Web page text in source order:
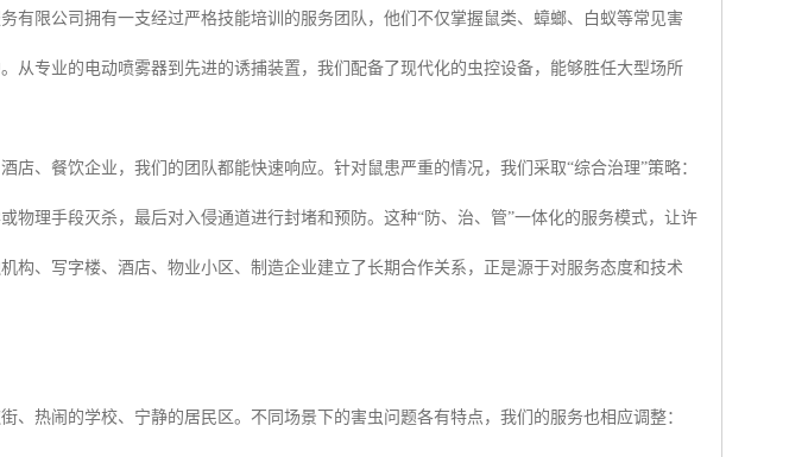
有限公司拥有一支经过严格技能培训的服务团队，他们不仅掌握鼠类、蟑螂、白蚁等常见害
从专业的电动喷雾器到先进的诱捕装置，我们配备了现代化的虫控设备，能够胜任大型场所
店、餐饮企业，我们的团队都能快速响应。针对鼠患严重的情况，我们采取“综合治理”策略：
物理手段灭杀，最后对入侵通道进行封堵和预防。这种“防、治、管”一体化的服务模式，让许
构、写字楼、酒店、物业小区、制造企业建立了长期合作关系，正是源于对服务态度和技术
、热闹的学校、宁静的居民区。不同场景下的害虫问题各有特点，我们的服务也相应调整：